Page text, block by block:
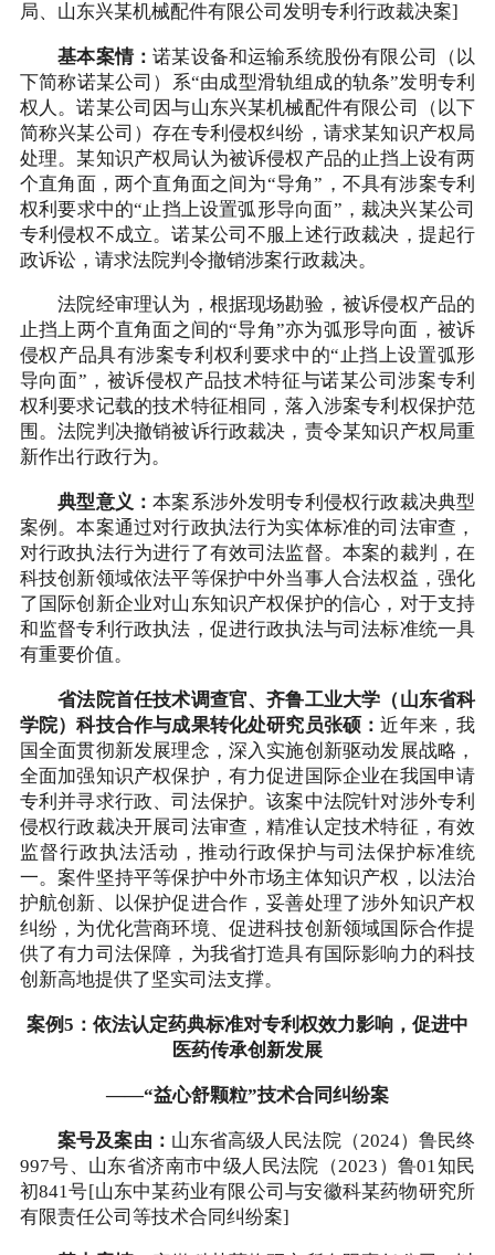
局、山东兴某机械配件有限公司发明专利行政裁决案]
基本案情：诺某设备和运输系统股份有限公司（以
下简称诺某公司）系“由成型滑轨组成的轨条”发明专利
权人。诺某公司因与山东兴某机械配件有限公司（以下
简称兴某公司）存在专利侵权纠纷，请求某知识产权局
处理。某知识产权局认为被诉侵权产品的止挡上设有两
个直角面，两个直角面之间为“导角”，不具有涉案专利
权利要求中的“止挡上设置弧形导向面”，裁决兴某公司
专利侵权不成立。诺某公司不服上述行政裁决，提起行
政诉讼，请求法院判令撤销涉案行政裁决。
法院经审理认为，根据现场勘验，被诉侵权产品的
止挡上两个直角面之间的“导角”亦为弧形导向面，被诉
侵权产品具有涉案专利权利要求中的“止挡上设置弧形
导向面”，被诉侵权产品技术特征与诺某公司涉案专利
权利要求记载的技术特征相同，落入涉案专利权保护范
围。法院判决撤销被诉行政裁决，责令某知识产权局重
新作出行政行为。
典型意义：本案系涉外发明专利侵权行政裁决典型
案例。本案通过对行政执法行为实体标准的司法审查，
对行政执法行为进行了有效司法监督。本案的裁判，在
科技创新领域依法平等保护中外当事人合法权益，强化
了国际创新企业对山东知识产权保护的信心，对于支持
和监督专利行政执法，促进行政执法与司法标准统一具
有重要价值。
省法院首任技术调查官、齐鲁工业大学（山东省科
学院）科技合作与成果转化处研究员张硕：近年来，我
国全面贯彻新发展理念，深入实施创新驱动发展战略，
全面加强知识产权保护，有力促进国际企业在我国申请
专利并寻求行政、司法保护。该案中法院针对涉外专利
侵权行政裁决开展司法审查，精准认定技术特征，有效
监督行政执法活动，推动行政保护与司法保护标准统
一。案件坚持平等保护中外市场主体知识产权，以法治
护航创新、以保护促进合作，妥善处理了涉外知识产权
纠纷，为优化营商环境、促进科技创新领域国际合作提
供了有力司法保障，为我省打造具有国际影响力的科技
创新高地提供了坚实司法支撑。
案例5：依法认定药典标准对专利权效力影响，促进中
医药传承创新发展
——“益心舒颗粒”技术合同纠纷案
案号及案由： 山东省高级人民法院（2024）鲁民终
997号、山东省济南市中级人民法院（2023）鲁01知民
初841号[山东中某药业有限公司与安徽科某药物研究所
有限责任公司等技术合同纠纷案]